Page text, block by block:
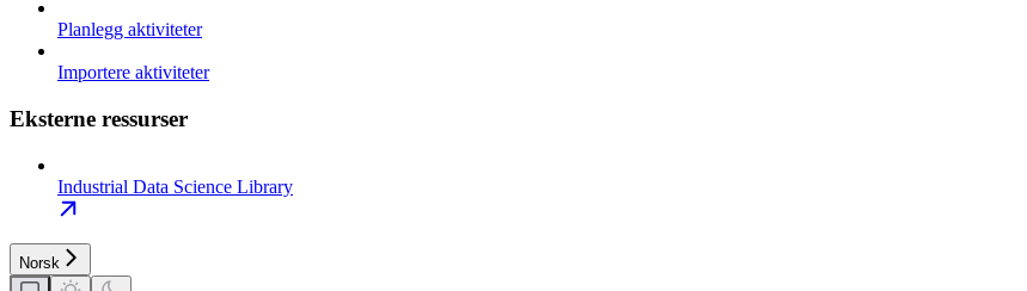
Planlegg aktiviteter
Importere aktiviteter
Eksterne ressurser
Industrial Data Science Library
Norsk